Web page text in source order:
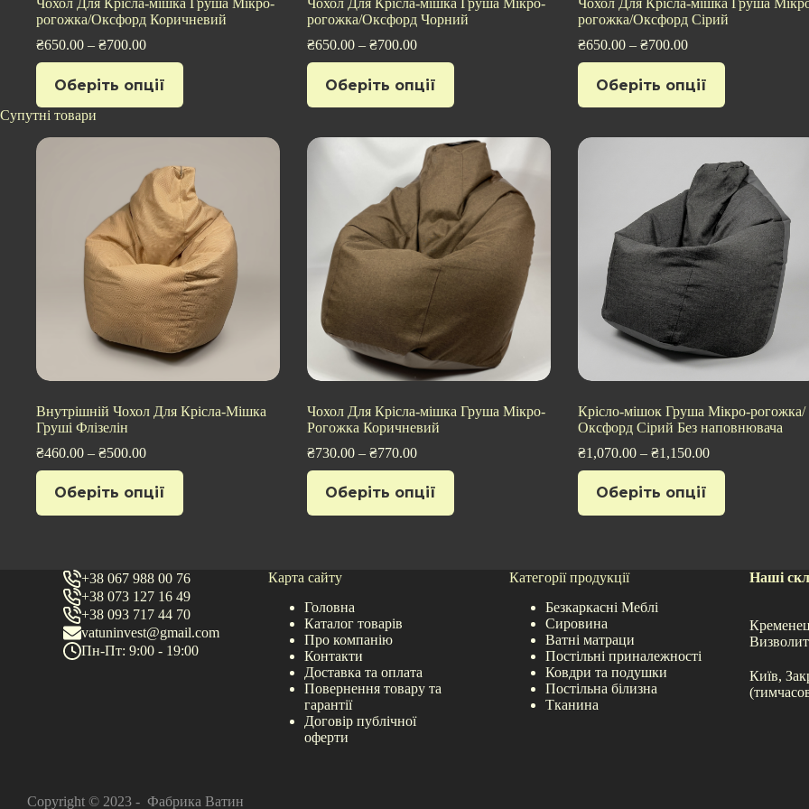
Чохол Для Крісла-мішка Груша Мікро-
рогожка/Оксфорд Коричневий
₴650.00 – ₴700.00
Оберіть опції
Цей
товар
має
кілька
варіантів.
Параметри
Чохол Для Крісла-мішка Груша Мікро-
рогожка/Оксфорд Чорний
₴650.00– ₴700.00
Оберіть опції
Цей
товар
має
варіантів.
Параметри
сторінці
товару
Чохол Для Крісла-мішка Груша
рогожка/Оксфорд Сірий
₴650.00– ₴700.00
Оберіть опції
Цей
товар
має
варіантів.
Параметри
товару
Супутні товари
Внутрішній Чохол Для Крісла-Мішка
Груші Флізелін
₴460.00 – ₴500.00
Оберіть опції
Цей
товар
має
можна
вибрати
сторінці
товару
Чохол Для Крісла-мішка Груша Мікро-
Рогожка Коричневий
₴730.00– ₴770.00
Оберіть опції
Цей
товар
має
можна
на
сторінці
товару
Крісло-мішок Груша Мікро-рогожка/
Оксфорд Сірий Без наповнювача
₴1,070.00– ₴1,150.00
Оберіть опції
Цей
товар
має
можна
на
сторінці
товару
+38 067 988 00 76
+38 073 127 16 49
+38 093 717 44 70
vatuninvest@gmail.com
Пн-Пт: 9:00 - 19:00
Карта сайту
Головна
Каталог товарів
Про компанію
Контакти
Доставка та оплата
Повернення товару та
гарантії
Договір публічної
оферти
Категорії продукції
Безкаркасні Меблі
Сировина
Ватні матраци
Постільні приналежності
Ковдри та подушки
Постільна білизна
Тканина
Наші
Київ,
Copyright © 2023 - Фабрика Ватин